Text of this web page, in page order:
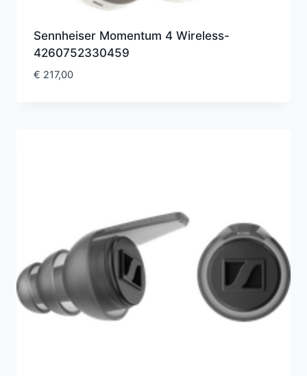
Sennheiser Momentum 4 Wireless-
4260752330459
€ 217,00